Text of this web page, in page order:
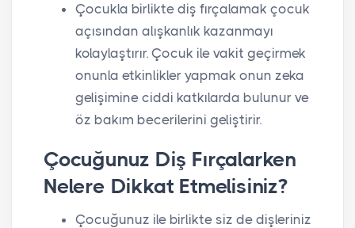
Çocukla birlikte diş fırçalamak çocuk
açısından alışkanlık kazanmayı
kolaylaştırır. Çocuk ile vakit geçirmek
onunla etkinlikler yapmak onun zeka
gelişimine ciddi katkılarda bulunur ve
öz bakım becerilerini geliştirir.
Çocuğunuz Diş Fırçalarken
Nelere Dikkat Etmelisiniz?
Çocuğunuz ile birlikte siz de dişleriniz